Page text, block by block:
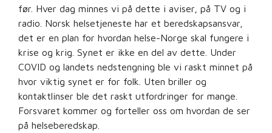
før. Hver dag minnes vi på dette i aviser, på TV og i
radio. Norsk helsetjeneste har et beredskapsansvar,
det er en plan for hvordan helse-Norge skal fungere i
krise og krig. Synet er ikke en del av dette. Under
COVID og landets nedstengning ble vi raskt minnet på
hvor viktig synet er for folk. Uten briller og
kontaktlinser ble det raskt utfordringer for mange.
Forsvaret kommer og forteller oss om hvordan de ser
på helseberedskap.